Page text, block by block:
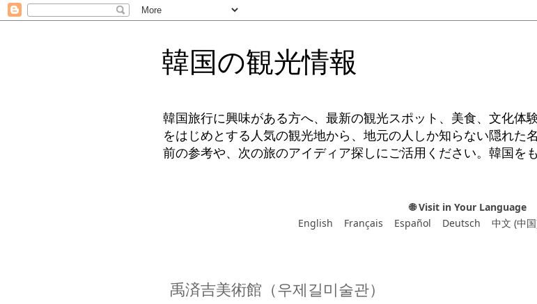
韓国の観光情報
韓国旅行に興味がある方へ、最新の観光スポット、美食、文化体
をはじめとする人気の観光地から、地元の人しか知らない隠れた
前の参考や、次の旅のアイディア探しにご活用ください。韓国を
🌐 Visit in Your Language
English
Français Español Deutsch 中文 (中
禹済吉美術館（우제길미술관）